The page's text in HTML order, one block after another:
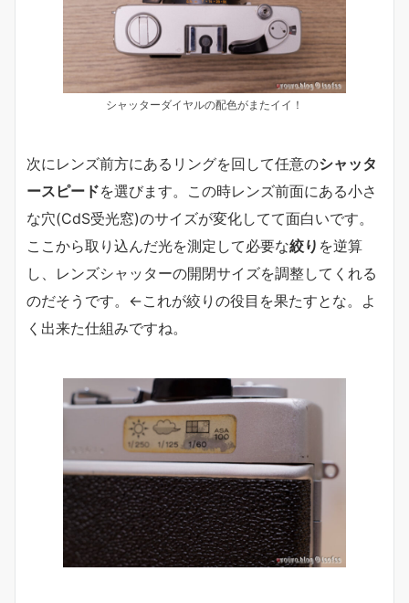
シャッターダイヤルの配色がまたイイ！
次にレンズ前方にあるリングを回して任意のシャッタ
ースピードを選びます。この時レンズ前面にある小さ
な穴(CdS受光窓)のサイズが変化してて面白いです。
ここから取り込んだ光を測定して必要な絞り を逆算
し、レンズシャッターの開閉サイズを調整してくれる
のだそうです。←これが絞りの役目を果たすとな。よ
く出来た仕組みですね。